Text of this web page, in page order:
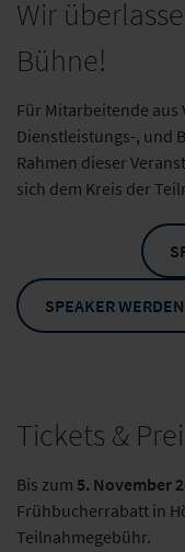
Wir
Bühne!
Für Mitarbeitende aus
Dienstleistungs-, und
Rahmen dieser
sich dem Kreis der
SPEAKER WERDEN
Tickets &
Bis zum 5. November
Frühbucherrabatt in
Teilnahmegebühr.